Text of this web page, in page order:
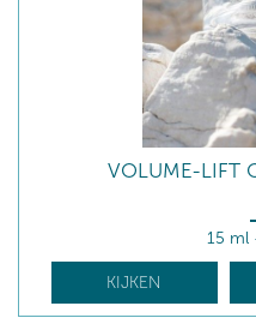
VOLUME-LIFT
15 ml
KIJKEN